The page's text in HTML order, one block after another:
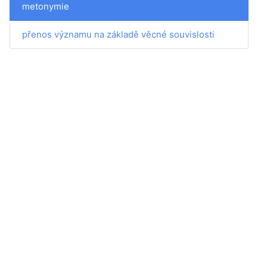
metonymie
přenos významu na základě věcné souvislosti